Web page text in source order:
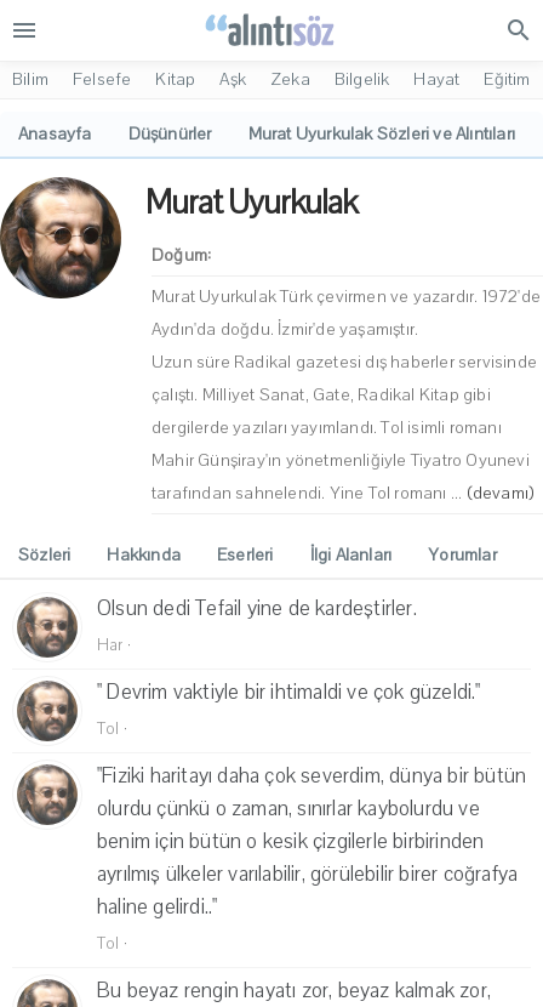
menu search
Bilim Felsefe Kitap Aşk Zeka Bilgelik Hayat Eğitim
Anasayfa Düşünürler Murat Uyurkulak Sözleri ve Alıntıları
Murat Uyurkulak
Doğum:
Murat Uyurkulak Türk çevirmen ve yazardır. 1972'de
Aydın'da doğdu. İzmir'de yaşamıştır.
Uzun süre Radikal gazetesi dış haberler servisinde
çalıştı. Milliyet Sanat, Gate, Radikal Kitap gibi
dergilerde yazıları yayımlandı. Tol isimli romanı
Mahir Günşiray'ın yönetmenliğiyle Tiyatro Oyunevi
tarafından sahnelendi. Yine Tol romanı ... (devamı)
Sözleri Hakkında Eserleri İlgi Alanları Yorumlar
Olsun dedi Tefail yine de kardeştirler.
Har ·
" Devrim vaktiyle bir ihtimaldi ve çok güzeldi."
Tol ·
"Fiziki haritayı daha çok severdim, dünya bir bütün
olurdu çünkü o zaman, sınırlar kaybolurdu ve
benim için bütün o kesik çizgilerle birbirinden
ayrılmış ülkeler varılabilir, görülebilir birer coğrafya
haline gelirdi.."
Tol ·
Bu beyaz rengin hayatı zor, beyaz kalmak zor,